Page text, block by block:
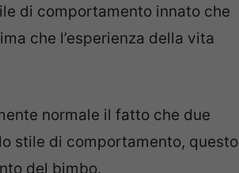
di comportamento innato che
che l’esperienza della vita
normale il fatto che due
stile di comportamento, questo
del bimbo.